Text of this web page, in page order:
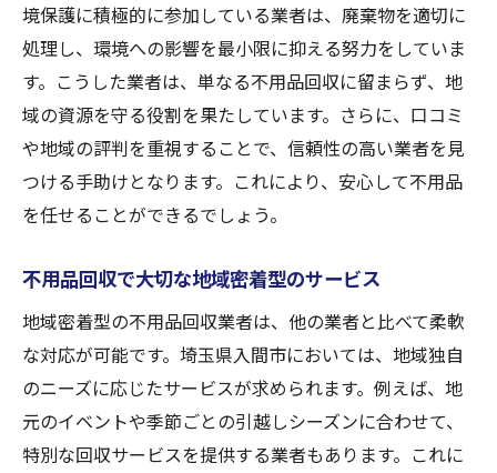
境保護に積極的に参加している業者は、廃棄物を適切に
処理し、環境への影響を最小限に抑える努力をしていま
す。こうした業者は、単なる不用品回収に留まらず、地
域の資源を守る役割を果たしています。さらに、口コミ
や地域の評判を重視することで、信頼性の高い業者を見
つける手助けとなります。これにより、安心して不用品
を任せることができるでしょう。
不用品回収で大切な地域密着型のサービス
地域密着型の不用品回収業者は、他の業者と比べて柔軟
な対応が可能です。埼玉県入間市においては、地域独自
のニーズに応じたサービスが求められます。例えば、地
元のイベントや季節ごとの引越しシーズンに合わせて、
特別な回収サービスを提供する業者もあります。これに